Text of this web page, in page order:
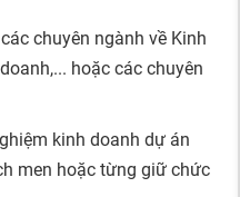
chuyên ngành về Kinh
hoặc các chuyên
kinh doanh dự án
men hoặc từng giữ chức